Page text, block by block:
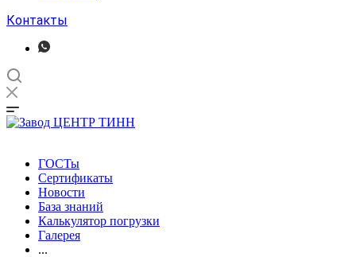
Контакты
ГОСТы
Сертификаты
Новости
База знаний
Калькулятор погрузки
Галерея
...